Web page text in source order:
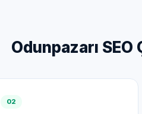
Odunpazarı SEO
02